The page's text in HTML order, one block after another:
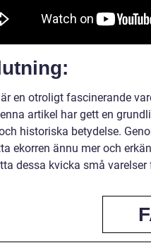
en otroligt fascinerande
artikel har gett en
historiska betydelse.
ekorren ännu mer och
dessa kvicka små